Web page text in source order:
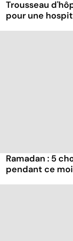
Trousseau
pour une
Ramadan : 5
pendant ce